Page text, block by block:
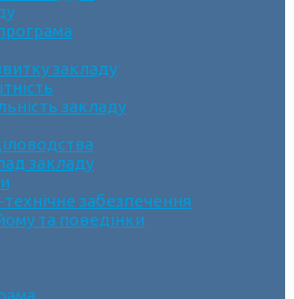
закладу
закладу
закладу
забезпечення
та поведінки